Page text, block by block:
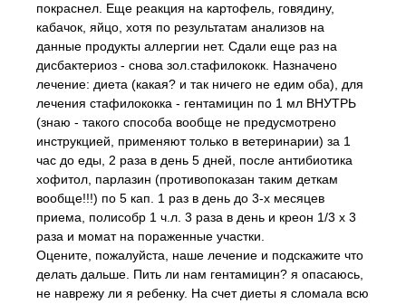
покраснел. Еще реакция на картофель, говядину,
кабачок, яйцо, хотя по результатам анализов на
данные продукты аллергии нет. Сдали еще раз на
дисбактериоз - снова зол.стафилококк. Назначено
лечение: диета (какая? и так ничего не едим оба), для
лечения стафилококка - гентамицин по 1 мл ВНУТРЬ
(знаю - такого способа вообще не предусмотрено
инструкцией, применяют только в ветеринарии) за 1
час до еды, 2 раза в день 5 дней, после антибиотика
хофитол, парлазин (противопоказан таким деткам
вообще!!!) по 5 кап. 1 раз в день до 3-х месяцев
приема, полисобр 1 ч.л. 3 раза в день и креон 1/3 х 3
раза и момат на пораженные участки.
Оцените, пожалуйста, наше лечение и подскажите что
делать дальше. Пить ли нам гентамицин? я опасаюсь,
не наврежу ли я ребенку. На счет диеты я сломала всю